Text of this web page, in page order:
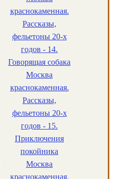
краснокаменная.
Рассказы,
фельетоны 20-х
годов - 14.
Говорящая собака
Москва
краснокаменная.
Рассказы,
фельетоны 20-х
годов - 15.
Приключения
покойника
Москва
краснокаменная.